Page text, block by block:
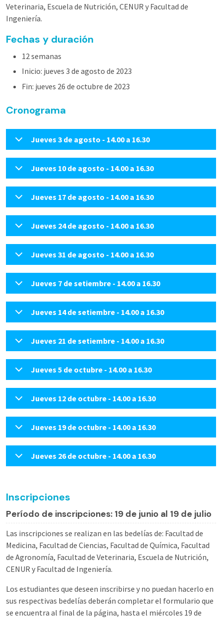
Veterinaria, Escuela de Nutrición, CENUR y Facultad de
Ingeniería.
Fechas y duración
12 semanas
Inicio: jueves 3 de agosto de 2023
Fin: jueves 26 de octubre de 2023
Cronograma
Jueves 3 de agosto - 14.00 a 16.30
Jueves 10 de agosto - 14.00 a 16.30
Jueves 17 de agosto - 14.00 a 16.30
Jueves 24 de agosto - 14.00 a 16.30
Jueves 31 de agosto - 14.00 a 16.30
Jueves 7 de setiembre - 14.00 a 16.30
Jueves 14 de setiembre - 14.00 a 16.30
Jueves 21 de setiembre - 14.00 a 16.30
Jueves 5 de octubre - 14.00 a 16.30
Jueves 12 de octubre - 14.00 a 16.30
Jueves 19 de octubre - 14.00 a 16.30
Jueves 26 de octubre - 14.00 a 16.30
Inscripciones
Período de inscripciones: 19 de junio al 19 de julio
Las inscripciones se realizan en las bedelías de: Facultad de
Medicina, Facultad de Ciencias, Facultad de Química, Facultad
de Agronomía, Facultad de Veterinaria, Escuela de Nutrición,
CENUR y Facultad de Ingeniería.
Los estudiantes que deseen inscribirse y no puedan hacerlo en
sus respectivas bedelías deberán completar el formulario que
se encuentra al final de la página, hasta el miércoles 19 de